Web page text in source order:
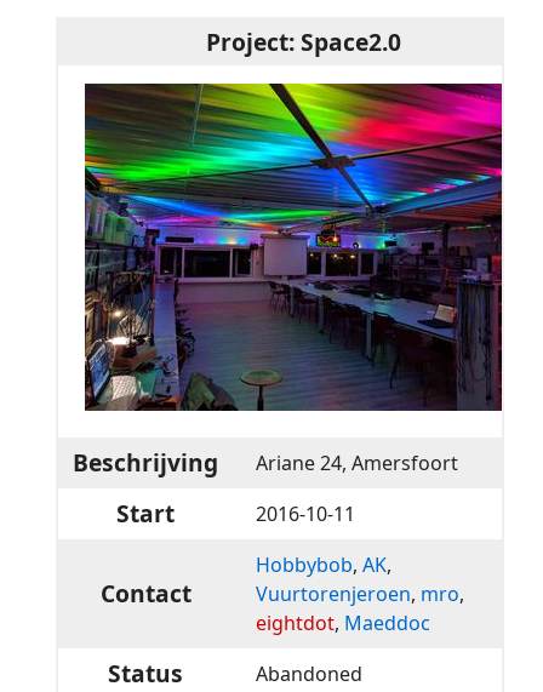
Project: Space2.0
Beschrijving Ariane 24, Amersfoort
Start 2016-10-11
Contact
Hobbybob,AK,
Vuurtorenjeroen, mro,
eightdot, Maeddoc
Status Abandoned